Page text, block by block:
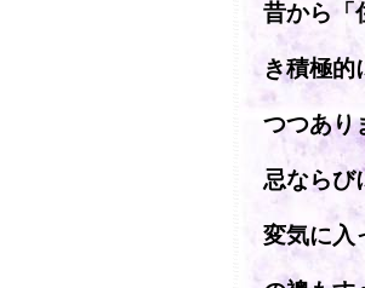
昔から「
き積極的
つつあり
忌ならび
変気に入